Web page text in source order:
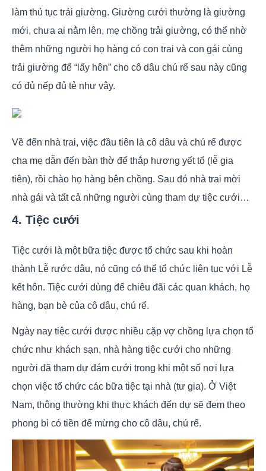
làm thủ tục trải giường. Giường cưới thường là giường
mới, chưa ai nằm lên, mẹ chồng trải giường, có thể nhờ
thêm những người họ hàng có con trai và con gái cùng
trải giường để “lấy hên” cho cô dâu chú rể sau này cũng
có đủ nếp đủ tẻ như vậy.
Về đến nhà trai, việc đầu tiên là cô dâu và chú rể được
cha mẹ dẫn đến bàn thờ để thắp hương yết tổ (lễ gia
tiên), rồi chào họ hàng bên chồng. Sau đó nhà trai mời
nhà gái và tất cả những người cùng tham dự tiệc cưới…
4. Tiệc cưới
Tiệc cưới là một bữa tiệc được tổ chức sau khi hoàn
thành Lễ rước dâu, nó cũng có thể tổ chức liên tục với Lễ
kết hôn. Tiệc cưới dùng để chiêu đãi các quan khách, họ
hàng, bạn bè của cô dâu, chú rể.
Ngày nay tiệc cưới được nhiều cặp vợ chồng lựa chọn tổ
chức như khách sạn, nhà hàng tiệc cưới cho những
người đã tham dự đám cưới trong khi một số nơi lựa
chọn việc tổ chức các bữa tiệc tại nhà (tư gia). Ở Việt
Nam, thông thường khi thực khách đến dự sẽ đem theo
phong bì có tiền để mừng cho cô dâu, chú rể.